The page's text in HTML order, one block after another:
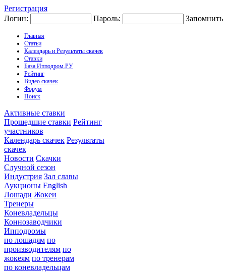
Регистрация
Логин:
Пароль: Запомнить
Главная
Статьи
Календарь и Результаты скачек
Ставки
База Ипподром.РУ
Рейтинг
Видео скачек
Форум
Поиск
Активные ставки
Прошедшие ставки Рейтинг
участников
Календарь скачек Результаты
скачек
Новости Скачки
Случной сезон
Индустрия Зал славы
Аукционы English
Лошади Жокеи
Тренеры
Коневладельцы
Коннозаводчики
Ипподромы
по лошадям по
производителям по
жокеям по тренерам
по коневладельцам